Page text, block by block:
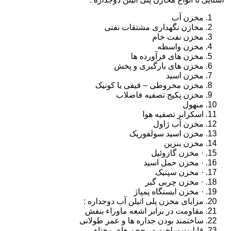
مخزن آب
مخازن نگهداری مشتقات نفتی
مخزن نفت خام
مخزن واسطه
مخزن های فرآورده ها
مخزن های بارگیری و پخش
مخزن اسید
مخزن مخروطی – قیفی یا کونیک
مخزن پکیج تصفیه فاضلاب
منهول
اسکرابر تصفیه هوا
مخزن آب ژاول
مخزن اسید سولفوریک
مخزن بنزین
· مخزن گازوئیل
· مخزن حمل اسید
· مخزن سپتیک
· مخزن چربی گیر
· مخزن ایستگاه پمپاژ
مزایای مخزن پلی اتیلن آب دوجداره :
مقاومت در برابر اشعه ماوراء بنفش
ساختمند بودن جداره ها و عمر طولانی